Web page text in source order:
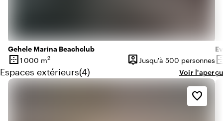
Gehele Marina Beachclub
border_outer
Superficie
1 000 m2 person_pin
Capacité
Jusqu'à 500 personnes
Espaces extérieurs
Quantité de espaces extérieurs : 4
(4) Voir l'aperçu
favorite_border